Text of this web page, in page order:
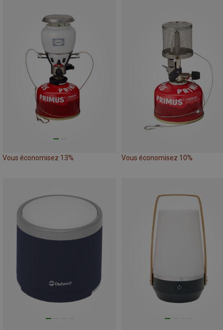
Vous économisez 13% Vous économisez 10%